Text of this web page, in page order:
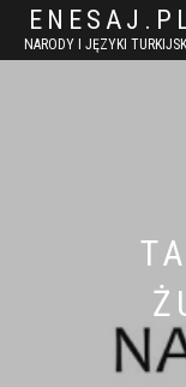
NARODY I JĘZYKI